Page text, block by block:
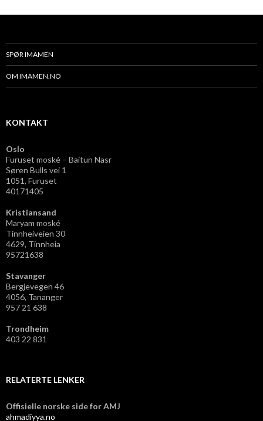
SPØR IMAMEN
OM IMAMEN.NO
KONTAKT
Oslo
Furuset moské – Baitun Nasr
Søren Bulls vei 1
1051, Furuset
40171405
Kristiansand
Maryam moské
Tinnheiveien 30
4629, Tinnheia
95721638
Stavanger
Bergjevegen 46
4056, Tananger
957 21 638
Trondheim
403 22 831
RELATERTE LENKER
Offisielle norske side for AMJ
ahmadiyya.no